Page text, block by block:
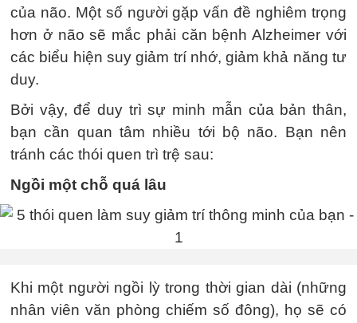
của não. Một số người gặp vấn đề nghiêm trọng
hơn ở não sẽ mắc phải căn bệnh Alzheimer với
các biểu hiện suy giảm trí nhớ, giảm khả năng tư
duy.
Bởi vậy, để duy trì sự minh mẫn của bản thân,
bạn cần quan tâm nhiều tới bộ não. Bạn nên
tránh các thói quen trì trệ sau:
Ngồi một chỗ quá lâu
Khi một người ngồi lỳ trong thời gian dài (những
nhân viên văn phòng chiếm số đông), họ sẽ có